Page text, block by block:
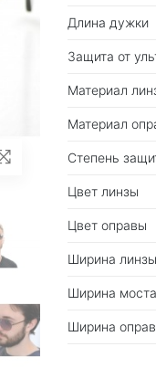
Длина дужки
Защита от
Материал
Материал
Степень
Цвет линзы
Цвет оправы
Ширина линзы
Ширина моста
Ширина